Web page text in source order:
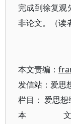
完成到徐复观
非论文。（读
本文责编：
发信站：爱思
栏目： 爱思想
本